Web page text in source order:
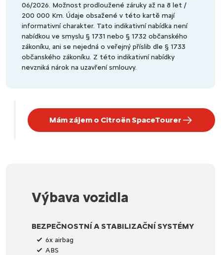
Výbava vozidla
BEZPEČNOSTNÍ A STABILIZAČNÍ SYSTÉMY
6x airbag
ABS
06/2026. Možnost prodloužené záruky až na 8 let /
200 000 Km. Údaje obsažené v této kartě mají
informativní charakter. Tato indikativní nabídka není
nabídkou ve smyslu § 1731 nebo § 1732 občanského
zákoníku, ani se nejedná o veřejný příslib dle § 1733
občanského zákoníku. Z této indikativní nabídky
nevzniká nárok na uzavření smlouvy.
Mám zájem o Citroën SpaceTourer